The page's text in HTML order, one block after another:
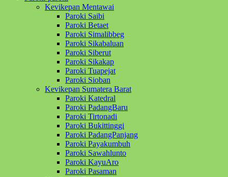
Kevikepan Mentawai
Paroki Saibi
Paroki Betaet
Paroki Simalibbeg
Paroki Sikabaluan
Paroki Siberut
Paroki Sikakap
Paroki Tuapejat
Paroki Sioban
Kevikepan Sumatera Barat
Paroki Katedral
Paroki PadangBaru
Paroki Tirtonadi
Paroki Bukittinggi
Paroki PadangPanjang
Paroki Payakumbuh
Paroki Sawahlunto
Paroki KayuAro
Paroki Pasaman